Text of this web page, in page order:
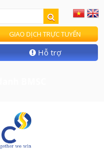
GIAO DỊCH TRỰC TUYẾN
Hỗ trợ